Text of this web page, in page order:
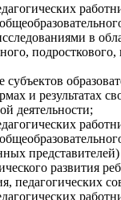
в
и результатах
деятельности;
развития
педагогических